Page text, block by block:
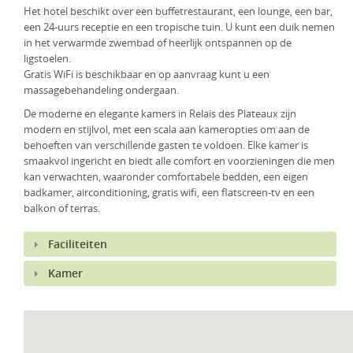
Groepsreis
Uganda
Zambia
Zimbabwe
Zuid-Afrika
KLM Preferred Partner
Het hotel beschikt over een buffetrestaurant, een lounge, een bar,
een 24-uurs receptie en een tropische tuin. U kunt een duik nemen
in het verwarmde zwembad of heerlijk ontspannen op de
ligstoelen.
Gratis WiFi is beschikbaar en op aanvraag kunt u een
massagebehandeling ondergaan.
De moderne en elegante kamers in Relais des Plateaux zijn
modern en stijlvol, met een scala aan kameropties om aan de
behoeften van verschillende gasten te voldoen. Elke kamer is
smaakvol ingericht en biedt alle comfort en voorzieningen die men
kan verwachten, waaronder comfortabele bedden, een eigen
badkamer, airconditioning, gratis wifi, een flatscreen-tv en een
balkon of terras.
Faciliteiten
Kamer